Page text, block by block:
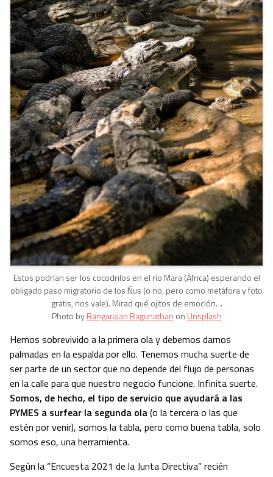
Estos podrían ser los cocodrilos en el río Mara (África) esperando el
obligado paso migratorio de los Ñus (o no, pero como metáfora y foto
gratis, nos vale). Mirad qué ojitos de emoción…
Photo byRangarajan Ragunathan on Unsplash
Hemos sobrevivido a la primera ola y debemos darnos
palmadas en la espalda por ello. Tenemos mucha suerte de
ser parte de un sector que no depende del flujo de personas
en la calle para que nuestro negocio funcione. Infinita suerte.
Somos, de hecho, el tipo de servicio que ayudará a las
PYMES a surfear la segunda ola(o la tercera o las que
estén por venir), somos la tabla, pero como buena tabla, solo
somos eso, una herramienta.
Según la “Encuesta 2021 de la Junta Directiva” recién